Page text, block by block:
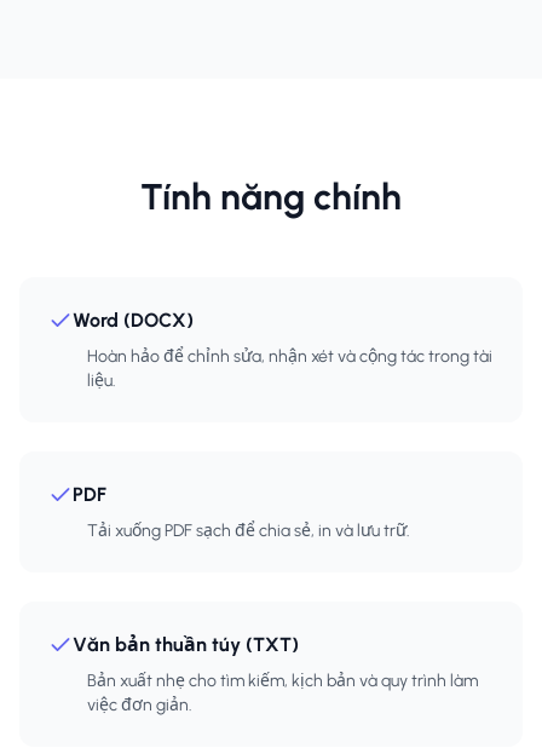
Tính năng chính
Word (DOCX)
Hoàn hảo để chỉnh sửa, nhận xét và cộng tác trong tài
liệu.
PDF
Tải xuống PDF sạch để chia sẻ, in và lưu trữ.
Văn bản thuần túy (TXT)
Bản xuất nhẹ cho tìm kiếm, kịch bản và quy trình làm
việc đơn giản.